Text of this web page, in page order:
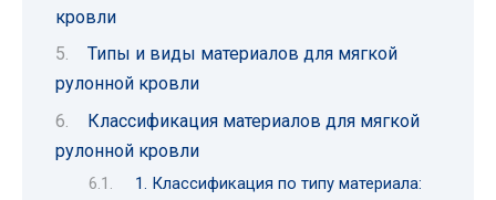
кровли
Типы и виды материалов для мягкой
рулонной кровли
Классификация материалов для мягкой
рулонной кровли
1. Классификация по типу материала: